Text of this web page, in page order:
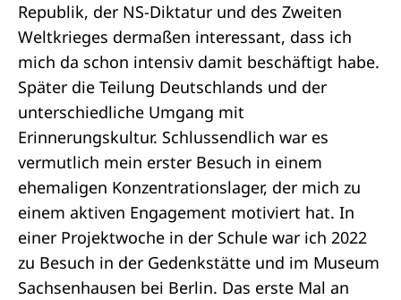
Republik, der NS-Diktatur und des Zweiten
Weltkrieges dermaßen interessant, dass ich
mich da schon intensiv damit beschäftigt habe.
Später die Teilung Deutschlands und der
unterschiedliche Umgang mit
Erinnerungskultur. Schlussendlich war es
vermutlich mein erster Besuch in einem
ehemaligen Konzentrationslager, der mich zu
einem aktiven Engagement motiviert hat. In
einer Projektwoche in der Schule war ich 2022
zu Besuch in der Gedenkstätte und im Museum
Sachsenhausen bei Berlin. Das erste Mal an